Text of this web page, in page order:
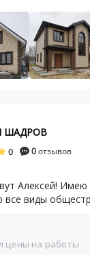
ШАДРОВ
0 0отзывов
Алексей!
виды
цены на работы